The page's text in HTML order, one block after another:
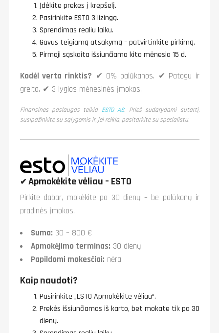
Įdėkite prekes į krepšelį.
Pasirinkite ESTO 3 lizingą.
Sprendimas realiu laiku.
Gavus teigiamą atsakymą – patvirtinkite pirkimą.
Pirmoji sąskaita išsiunčiama kito mėnesio 15 d.
Kodėl verta rinktis? ✔ 0% palūkanos. ✔ Patogu ir
greita. ✔ 3 lygios mėnesinės įmokos.
Finansines paslaugas teikia ESTO AS. Prieš sudarydami sutartį,
susipažinkite su sąlygomis ir, jei reikia, pasitarkite su specialistu.
✔ Apmokėkite vėliau – ESTO
Pirkite dabar, mokėkite po 30 dienų – be palūkanų ir
pradinės įmokos.
Suma: 30 – 800 €
Apmokėjimo terminas: 30 dienų
Papildomi mokesčiai: nėra
Kaip naudoti?
Pasirinkite „ESTO Apmokėkite vėliau“.
Prekės išsiunčiamos iš karto, bet mokate tik po 30
dienų.